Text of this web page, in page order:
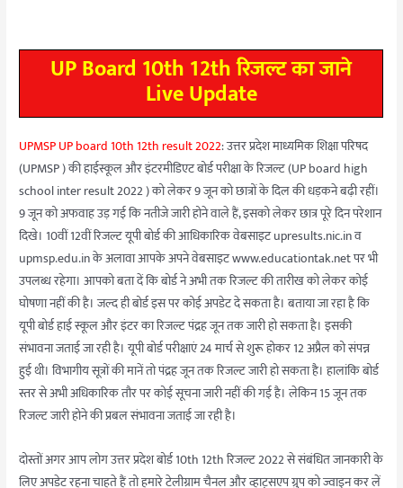
UP Board 10th 12th रिजल्ट का जाने
Live Update
UPMSP UP board 10th 12th result 2022: उत्तर प्रदेश माध्यमिक शिक्षा परिषद
(UPMSP ) की हाईस्कूल और इंटरमीडिएट बोर्ड परीक्षा के रिजल्ट (UP board high
school inter result 2022 ) को लेकर 9 जून को छात्रों के दिल की धड़कने बढ़ी रहीं।
9 जून को अफवाह उड़ गई कि नतीजे जारी होने वाले हैं, इसको लेकर छात्र पूरे दिन परेशान
दिखे। 10वीं 12वीं रिजल्ट यूपी बोर्ड की आधिकारिक वेबसाइट upresults.nic.in व
upmsp.edu.in के अलावा आपके अपने वेबसाइट www.educationtak.net पर भी
उपलब्ध रहेगा। आपको बता दें कि बोर्ड ने अभी तक रिजल्ट की तारीख को लेकर कोई
घोषणा नहीं की है। जल्द ही बोर्ड इस पर कोई अपडेट दे सकता है। बताया जा रहा है कि
यूपी बोर्ड हाई स्कूल और इंटर का रिजल्ट पंद्रह जून तक जारी हो सकता है। इसकी
संभावना जताई जा रही है। यूपी बोर्ड परीक्षाएं 24 मार्च से शुरू होकर 12 अप्रैल को संपन्न
हुई थी। विभागीय सूत्रों की मानें तो पंद्रह जून तक रिजल्ट जारी हो सकता है। हालांकि बोर्ड
स्तर से अभी अधिकारिक तौर पर कोई सूचना जारी नहीं की गई है। लेकिन 15 जून तक
रिजल्ट जारी होने की प्रबल संभावना जताई जा रही है।
दोस्तों अगर आप लोग उत्तर प्रदेश बोर्ड 10th 12th रिजल्ट 2022 से संबंधित जानकारी के
लिए अपडेट रहना चाहते हैं तो हमारे टेलीग्राम चैनल और व्हाट्सएप ग्रुप को ज्वाइन कर लें